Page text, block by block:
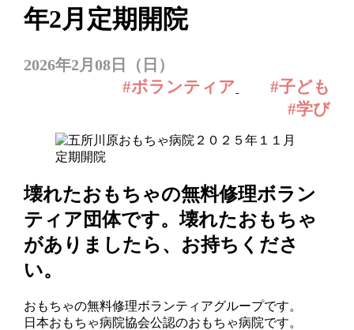
年2月定期開院
2026年2月08日（日）
#ボランティア
#子ども
#学び
壊れたおもちゃの無料修理ボラン
ティア団体です。壊れたおもちゃ
がありましたら、お持ちくださ
い。
おもちゃの無料修理ボランティアグループです。
日本おもちゃ病院協会公認のおもちゃ病院です。